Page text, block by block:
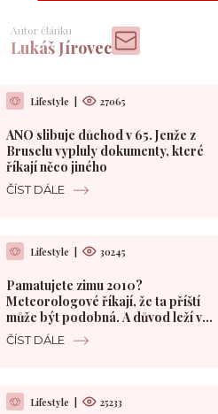
Autor článku
Lukáš Jírovec
Lifestyle | 27065
ANO slibuje důchod v 65. Jenže z
Bruselu vypluly dokumenty, které
říkají něco jiného
ČÍST DÁLE
Lifestyle | 30245
Pamatujete zimu 2010?
Meteorologové říkají, že ta příští
může být podobná. A důvod leží v
Pacifiku
ČÍST DÁLE
Lifestyle | 25233